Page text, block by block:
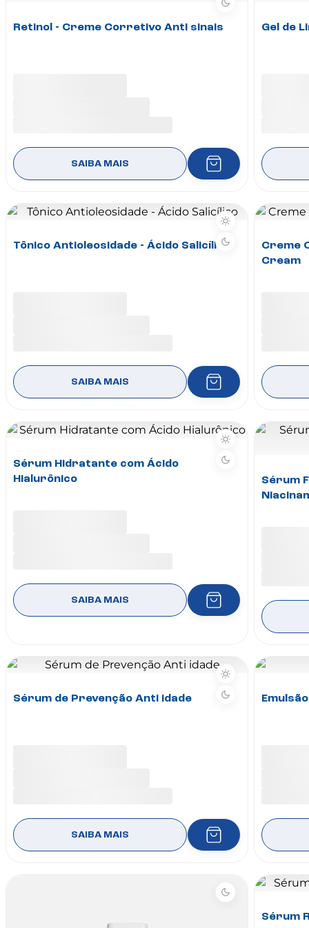
Retinol - Creme Corretivo Anti sinais
SAIBA MAIS
Gel de
Tônico Antioleosidade - Ácido Salicílico
SAIBA MAIS
Creme
Cream
Sérum Hidratante com Ácido
Hialurônico
SAIBA MAIS
Sérum
Sérum de Prevenção Anti idade
SAIBA MAIS
Sérum